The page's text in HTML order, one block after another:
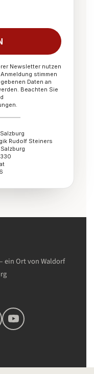
Newsletter nutzen
stimmen
Daten an
Beachten Sie
Rudolf Steiners
ein Ort von Waldorf
Kanal
YouTube